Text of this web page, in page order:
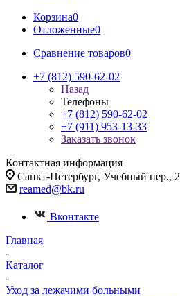
Корзина0
Отложенные0
Сравнение товаров0
+7 (812) 590-62-02
Назад
Телефоны
+7 (812) 590-62-02
+7 (911) 953-13-33
Заказать звонок
Контактная информация
Санкт-Петербург, Учебный пер., 2
reamed@bk.ru
Вконтакте
Главная
-
Каталог
-
Уход за лежачими больными